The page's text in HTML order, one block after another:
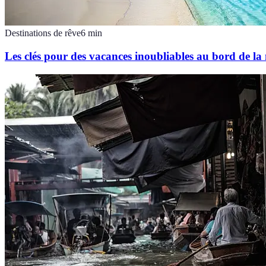
Destinations de rêve6 min
Les clés pour des vacances inoubliables au bord de la